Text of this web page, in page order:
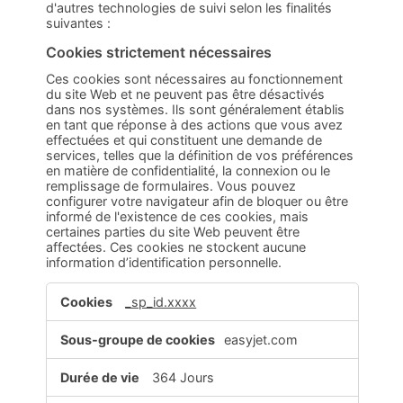
d'autres technologies de suivi selon les finalités
suivantes :
Cookies strictement nécessaires
Ces cookies sont nécessaires au fonctionnement
du site Web et ne peuvent pas être désactivés
dans nos systèmes. Ils sont généralement établis
en tant que réponse à des actions que vous avez
effectuées et qui constituent une demande de
services, telles que la définition de vos préférences
en matière de confidentialité, la connexion ou le
remplissage de formulaires. Vous pouvez
configurer votre navigateur afin de bloquer ou être
informé de l'existence de ces cookies, mais
certaines parties du site Web peuvent être
affectées. Ces cookies ne stockent aucune
information d’identification personnelle.
strictement
_sp_id.xxxx
easyjet.com
364 Jours